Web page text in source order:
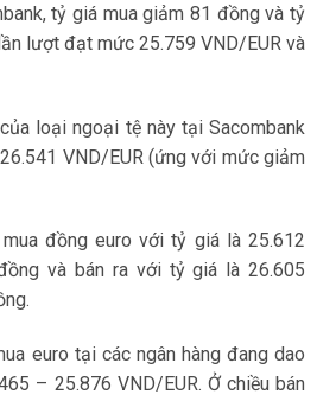
tỷ giá mua giảm 81 đồng và tỷ
lượt đạt mức 25.759 VND/EUR và
loại ngoại tệ này tại Sacombank
VND/EUR (ứng với mức giảm
đồng euro với tỷ giá là 25.612
và bán ra với tỷ giá là 26.605
euro tại các ngân hàng đang dao
– 25.876 VND/EUR. Ở chiều bán